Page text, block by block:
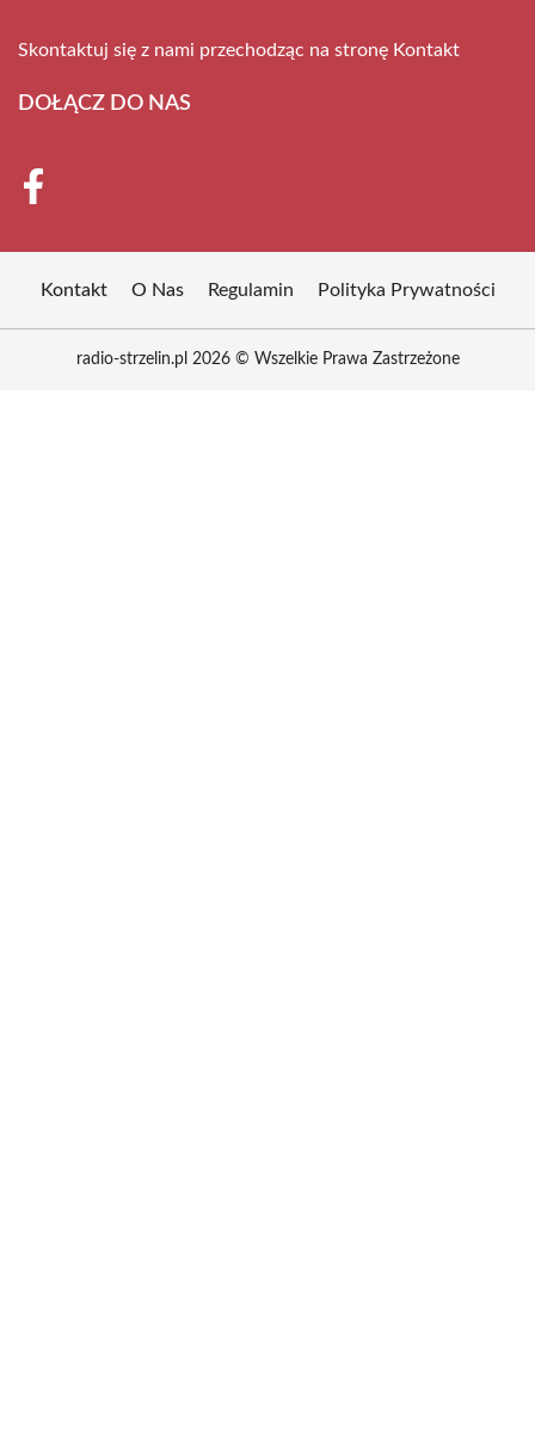
Skontaktuj się z nami przechodząc na stronę Kontakt
DOŁĄCZ DO NAS
Kontakt O Nas Regulamin Polityka Prywatności
radio-strzelin.pl 2026 © Wszelkie Prawa Zastrzeżone